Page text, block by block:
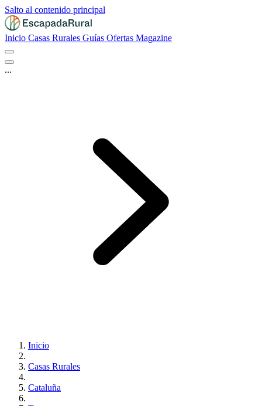
Salto al contenido principal
Inicio Casas Rurales Guías Ofertas Magazine
...
Inicio
Casas Rurales
Cataluña